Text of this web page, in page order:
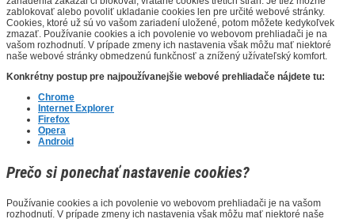
zablokovať alebo povoliť ukladanie cookies len pre určité webové stránky.
Cookies, ktoré už sú vo vašom zariadení uložené, potom môžete kedykoľvek
zmazať. Používanie cookies a ich povolenie vo webovom prehliadači je na
vašom rozhodnutí. V prípade zmeny ich nastavenia však môžu mať niektoré
naše webové stránky obmedzenú funkčnosť a znížený užívateľský komfort.
Konkrétny postup pre najpoužívanejšie webové prehliadače nájdete tu:
Chrome
Internet Explorer
Firefox
Opera
Android
Prečo si ponechať nastavenie cookies?
Používanie cookies a ich povolenie vo webovom prehliadači je na vašom
rozhodnutí. V prípade zmeny ich nastavenia však môžu mať niektoré naše